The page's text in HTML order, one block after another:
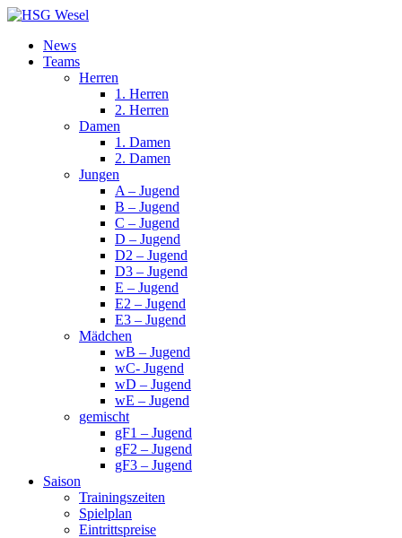
News
Teams
Herren
1. Herren
2. Herren
Damen
1. Damen
2. Damen
Jungen
A – Jugend
B – Jugend
C – Jugend
D – Jugend
D2 – Jugend
D3 – Jugend
E – Jugend
E2 – Jugend
E3 – Jugend
Mädchen
wB – Jugend
wC- Jugend
wD – Jugend
wE – Jugend
gemischt
gF1 – Jugend
gF2 – Jugend
gF3 – Jugend
Saison
Trainingszeiten
Spielplan
Eintrittspreise